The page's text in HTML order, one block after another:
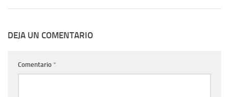
DEJA UN COMENTARIO
Comentario *